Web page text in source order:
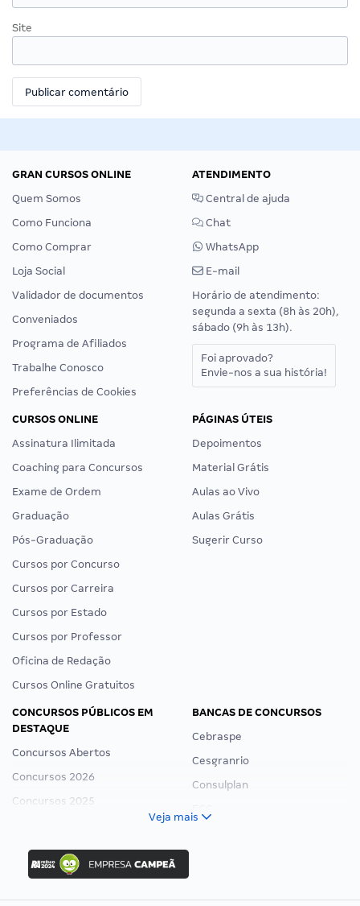
Site
GRAN CURSOS ONLINE
Quem Somos
Como Funciona
Como Comprar
Loja Social
Validador de documentos
Conveniados
Programa de Afiliados
Trabalhe Conosco
Preferências de Cookies
ATENDIMENTO
Central de ajuda
Chat
WhatsApp
E-mail
Horário de atendimento:
segunda a sexta (8h às 20h),
sábado (9h às 13h).
Foi aprovado?
Envie-nos a sua história!
CURSOS ONLINE
Assinatura Ilimitada
Coaching para Concursos
Exame de Ordem
Graduação
Pós-Graduação
Cursos por Concurso
Cursos por Carreira
Cursos por Estado
Cursos por Professor
Oficina de Redação
Cursos Online Gratuitos
PÁGINAS ÚTEIS
Depoimentos
Material Grátis
Aulas ao Vivo
Aulas Grátis
Sugerir Curso
CONCURSOS PÚBLICOS EM
DESTAQUE
Concursos Abertos
Concursos 2026
Concursos 2025
Concurso Ibama
Concurso MPU
Editais publicados
BANCAS DE CONCURSOS
Cebraspe
Cesgranrio
Consulplan
Veja mais